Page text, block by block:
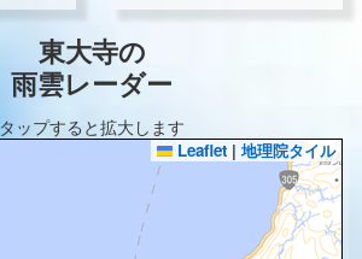
東大寺の
雨雲レーダー
タップすると拡大します
Leaflet | 地理院タイル